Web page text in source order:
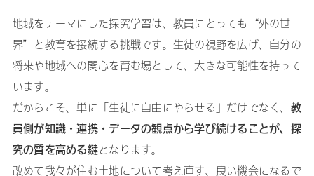
地域をテーマにした探究学習は、教員にとっても“外の世
界”と教育を接続する挑戦です。生徒の視野を広げ、自分の
将来や地域への関心を育む場として、大きな可能性を持って
います。
だからこそ、単に「生徒に自由にやらせる」だけでなく、 教
員側が知識・連携・データの観点から学び続けることが、探
究の質を高める鍵となります。
改めて我々が住む土地について考え直す、良い機会になるで